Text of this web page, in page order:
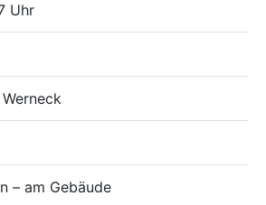
Uhr
– am Gebäude